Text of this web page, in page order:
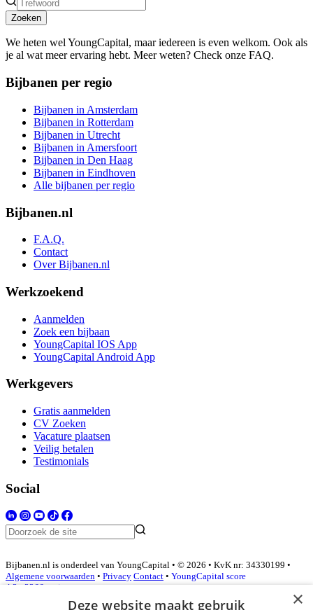
Zoeken
We heten wel YoungCapital, maar iedereen is even welkom. Ook als
je al wat meer ervaring hebt. Meer weten? Check onze FAQ.
Bijbanen per regio
Bijbanen in Amsterdam
Bijbanen in Rotterdam
Bijbanen in Utrecht
Bijbanen in Amersfoort
Bijbanen in Den Haag
Bijbanen in Eindhoven
Alle bijbanen per regio
Bijbanen.nl
F.A.Q.
Contact
Over Bijbanen.nl
Werkzoekend
Aanmelden
Zoek een bijbaan
YoungCapital IOS App
YoungCapital Android App
Werkgevers
Gratis aanmelden
CV Zoeken
Vacature plaatsen
Veilig betalen
Testimonials
Social
Bijbanen.nl is onderdeel van YoungCapital • © 2026 • KvK nr: 34330199 •
Algemene voorwaarden • Privacy Contact • YoungCapital score
4.3 - 3366 reviews
×
Deze website maakt gebruik